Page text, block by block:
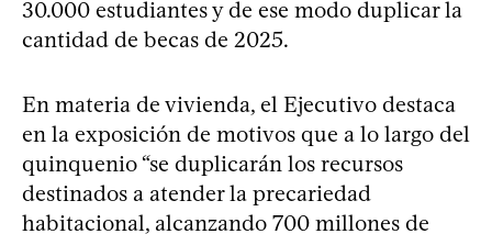
30.000 estudiantes y de ese modo duplicar la
cantidad de becas de 2025.
En materia de vivienda, el Ejecutivo destaca
en la exposición de motivos que a lo largo del
quinquenio “se duplicarán los recursos
destinados a atender la precariedad
habitacional, alcanzando 700 millones de